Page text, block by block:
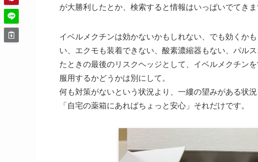
が大勝利したとか、検索すると情報はいっぱいでてきま
イベルメクチンは効かないかもしれない、でも効くか
い、エクモも装着できない、酸素濃縮器もない、パル
たときの最後のリスクヘッジとして、イベルメクチン
服用するかどうかは別にして。
何も対策がないという状況より、一縷の望みがある状況
「自宅の薬箱にあればちょっと安心」それだけです。